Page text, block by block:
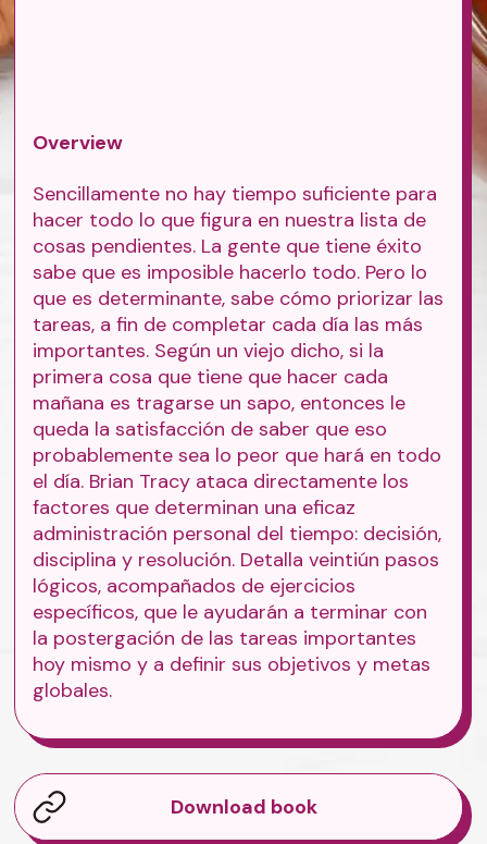
Overview
Sencillamente no hay tiempo suficiente para
hacer todo lo que figura en nuestra lista de
cosas pendientes. La gente que tiene éxito
sabe que es imposible hacerlo todo. Pero lo
que es determinante, sabe cómo priorizar las
tareas, a fin de completar cada día las más
importantes. Según un viejo dicho, si la
primera cosa que tiene que hacer cada
mañana es tragarse un sapo, entonces le
queda la satisfacción de saber que eso
probablemente sea lo peor que hará en todo
el día. Brian Tracy ataca directamente los
factores que determinan una eficaz
administración personal del tiempo: decisión,
disciplina y resolución. Detalla veintiún pasos
lógicos, acompañados de ejercicios
específicos, que le ayudarán a terminar con
la postergación de las tareas importantes
hoy mismo y a definir sus objetivos y metas
globales.
Download book